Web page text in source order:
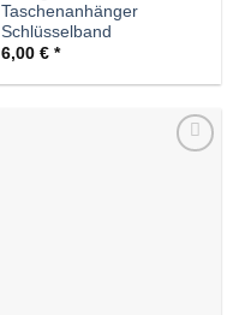
Taschenanhänger
Schlüsselband
6,00€